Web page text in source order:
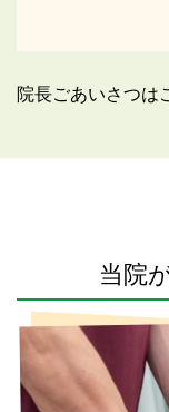
院長ごあいさつは
当院